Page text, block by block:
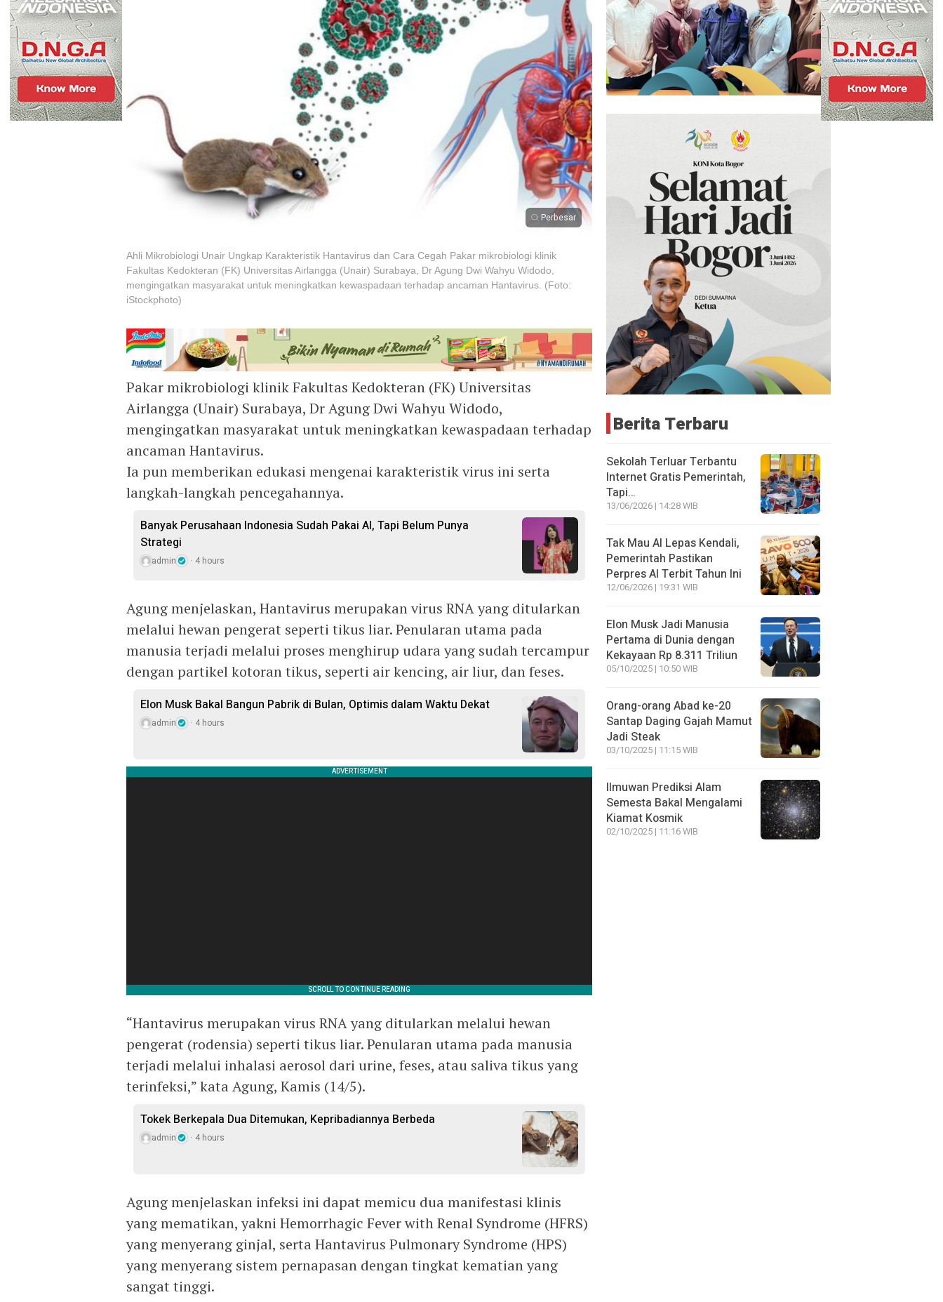
Perbesar
Ahli Mikrobiologi Unair Ungkap Karakteristik Hantavirus dan Cara Cegah Pakar mikrobiologi klinik
Fakultas Kedokteran (FK) Universitas Airlangga (Unair) Surabaya, Dr Agung Dwi Wahyu Widodo,
mengingatkan masyarakat untuk meningkatkan kewaspadaan terhadap ancaman Hantavirus. (Foto:
iStockphoto)
Pakar mikrobiologi klinik Fakultas Kedokteran (FK) Universitas
Airlangga (Unair) Surabaya, Dr Agung Dwi Wahyu Widodo,
mengingatkan masyarakat untuk meningkatkan kewaspadaan terhadap
ancaman Hantavirus.
Ia pun memberikan edukasi mengenai karakteristik virus ini serta
langkah-langkah pencegahannya.
Banyak Perusahaan Indonesia Sudah Pakai AI, Tapi Belum Punya
Strategi
admin 4 hours
Agung menjelaskan, Hantavirus merupakan virus RNA yang ditularkan
melalui hewan pengerat seperti tikus liar. Penularan utama pada
manusia terjadi melalui proses menghirup udara yang sudah tercampur
dengan partikel kotoran tikus, seperti air kencing, air liur, dan feses.
Elon Musk Bakal Bangun Pabrik di Bulan, Optimis dalam Waktu Dekat
admin 4 hours
“Hantavirus merupakan virus RNA yang ditularkan melalui hewan
pengerat (rodensia) seperti tikus liar. Penularan utama pada manusia
terjadi melalui inhalasi aerosol dari urine, feses, atau saliva tikus yang
terinfeksi,” kata Agung, Kamis (14/5).
Tokek Berkepala Dua Ditemukan, Kepribadiannya Berbeda
admin 4 hours
Agung menjelaskan infeksi ini dapat memicu dua manifestasi klinis
yang mematikan, yakni Hemorrhagic Fever with Renal Syndrome (HFRS)
yang menyerang ginjal, serta Hantavirus Pulmonary Syndrome (HPS)
yang menyerang sistem pernapasan dengan tingkat kematian yang
sangat tinggi.
Berita Terbaru
Sekolah Terluar Terbantu
Internet Gratis Pemerintah,
Tapi…
13/06/2026 | 14:28 WIB
Tak Mau AI Lepas Kendali,
Pemerintah Pastikan
Perpres AI Terbit Tahun Ini
12/06/2026 | 19:31 WIB
Elon Musk Jadi Manusia
Pertama di Dunia dengan
Kekayaan Rp 8.311 Triliun
05/10/2025 | 10:50 WIB
Orang-orang Abad ke-20
Santap Daging Gajah Mamut
Jadi Steak
03/10/2025 | 11:15 WIB
Ilmuwan Prediksi Alam
Semesta Bakal Mengalami
Kiamat Kosmik
02/10/2025 | 11:16 WIB